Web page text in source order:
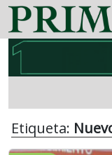
Etiqueta: